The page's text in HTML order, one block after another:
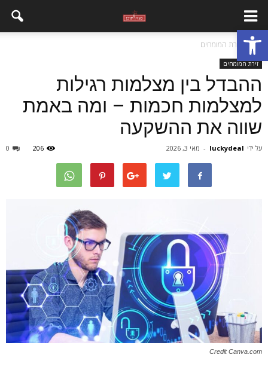
פתח סרגל נגישות
בית זירת המומחים
זירת המומחים
ההבדל בין מצלמות רגילות
למצלמות חכמות – ומה באמת
שווה את ההשקעה
על ידי luckydeal
- מאי 3, 2026 0 206
Credit Canva.com